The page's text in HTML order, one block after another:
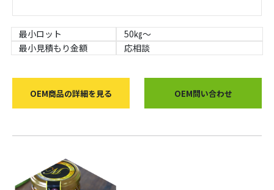
最小ロット
50㎏～
最小見積もり金額
応相談
OEM商品の詳細を見る OEM問い合わせ